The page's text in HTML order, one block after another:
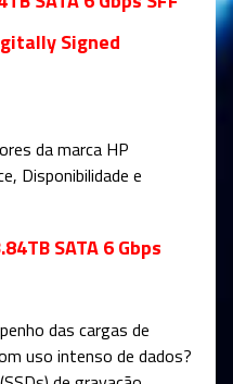
Signed
da marca HP
Disponibilidade e
SATA 6 Gbps
das cargas de
uso intenso de dados?